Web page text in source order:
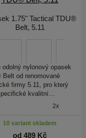
1.75" Tactical TDU®
Belt, 5.11
odolný nylonový opasek
Belt od renomované
firmy 5.11, pro který
kvalitní…
2x
10 variant skladem
od 489 Kč